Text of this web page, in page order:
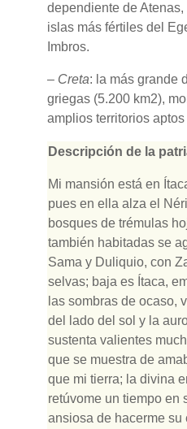
dependiente de
islas más fértiles del
Imbros.
– Creta: la más grande
griegas (5.200 km2),
amplios territorios
Descripción de la
Mi mansión está en
pues en ella alza el
bosques de trémulas
también habitadas se
Sama y Duliquio, con
selvas; baja es Ítaca,
las sombras de ocaso,
del lado del sol y la
sustenta valientes
que se muestra de
que mi tierra; la divina
retúvome un tiempo en
ansiosa de hacerme su